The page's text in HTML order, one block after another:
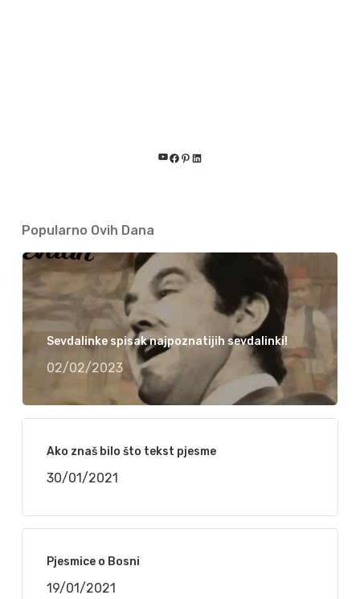
YouTube
Facebook
Pinterest
LinkedIn
Popularno Ovih Dana
Sevdalinke spisak najpoznatijih sevdalinki!
02/02/2023
Ako znaš bilo što tekst pjesme
30/01/2021
Pjesmice o Bosni
19/01/2021